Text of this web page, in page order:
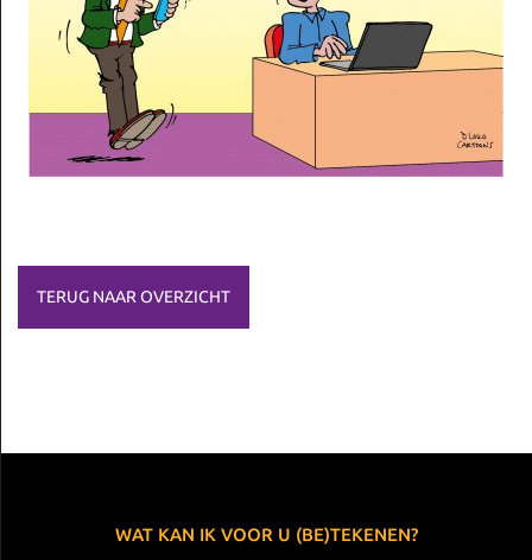
TERUG NAAR OVERZICHT
WAT KAN IK VOOR U (BE)TEKENEN?